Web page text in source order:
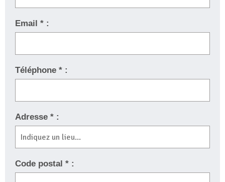
Email * :
Téléphone * :
Adresse * :
Code postal * :